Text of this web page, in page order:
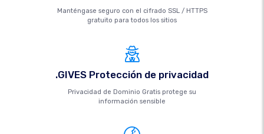
Manténgase seguro con el cifrado SSL / HTTPS
gratuito para todos los sitios
.GIVES Protección de privacidad
Privacidad de Dominio Gratis protege su
información sensible